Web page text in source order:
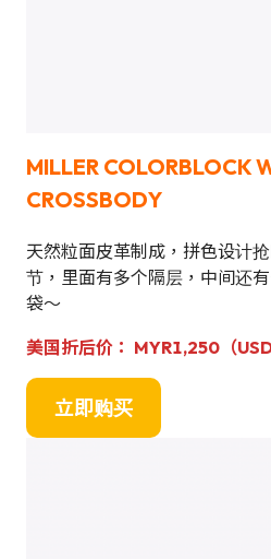
MILLER COLORBLOCK
CROSSBODY
天然粒面皮革制成，拼色设计
节，里面有多个隔层，中间还
袋～
美国折后价： MYR1,250（
立即购买